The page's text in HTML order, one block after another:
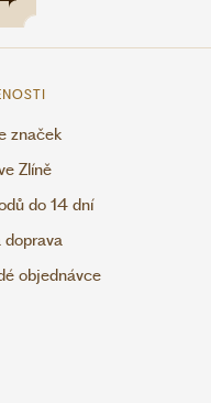
značek
Zlíně
do 14 dní
doprava
objednávce